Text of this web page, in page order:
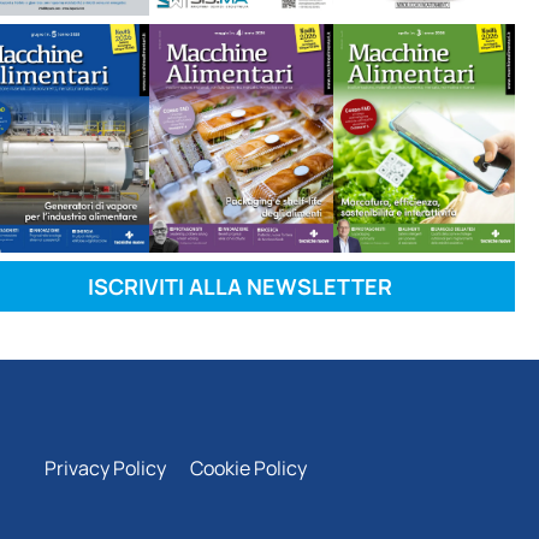
ISCRIVITI ALLA NEWSLETTER
Privacy Policy Cookie Policy